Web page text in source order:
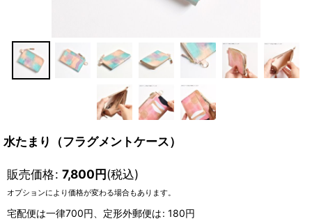
水たまり（フラグメントケース）
販売価格: 7,800円(税込)
オプションにより価格が変わる場合もあります。
宅配便は一律700円、定形外郵便は: 180円